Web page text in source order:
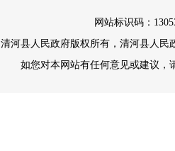
网站标识码：
清河县人民政府版权所有，清河县人
如您对本网站有任何意见或建议，